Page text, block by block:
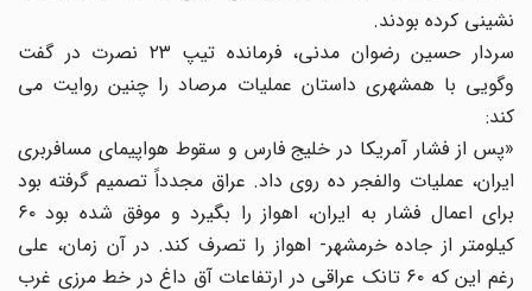
نشینی کرده بودند.
سردار حسین رضوان مدنی، فرمانده تیپ ۲۳ نصرت در گفت
وگویی با همشهری داستان عملیات مرصاد را چنین روایت می
کند:
«پس از فشار آمریکا در خلیج فارس و سقوط هواپیمای مسافربری
ایران، عملیات والفجر ده روی داد. عراق مجدداً تصمیم گرفته بود
برای اعمال فشار به ایران، اهواز را بگیرد و موفق شده بود ۶۰
کیلومتر از جاده خرمشهر- اهواز را تصرف کند. در آن زمان، علی
رغم این که ۶۰ تانک عراقی در ارتفاعات آق داغ در خط مرزی غرب